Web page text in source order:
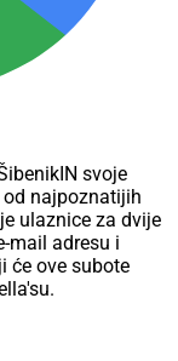
svoje
najpoznatijih
ulaznice za dvije
mail adresu i
će ove subote